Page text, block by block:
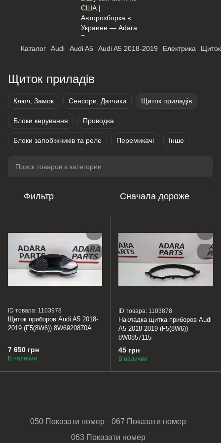
Каталог Audi Audi A5 Audi A5 2018-2019 Електрика
Щиток приладів
Ключ, Замок Сенсори, Датчики Щиток приладів
Блоки керування Проводка
Блоки запобіжників та реле Перемикачі Інше
Фильтр Сначала дороже
ID товара: 1103978
Щиток приборов Audi A5 2018-
2019 (F5(8W6)) 8W6920870A
7 650 грн
В наличии
ID товара: 1103878
Накладка щитка приборов Audi
A5 2018-2019 (F5(8W6))
8W0857115
45 грн
В наличии
050 Показати номер
067 Показати номер
063 Показати номер